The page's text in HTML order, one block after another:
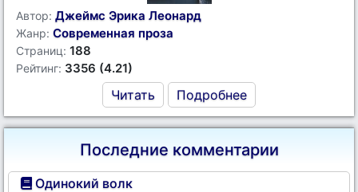
Автор: Джеймс Эрика Леонард
Жанр: Современная проза
Страниц: 188
Рейтинг: 3356 (4.21)
Читать Подробнее
Последние комментарии
Одинокий волк